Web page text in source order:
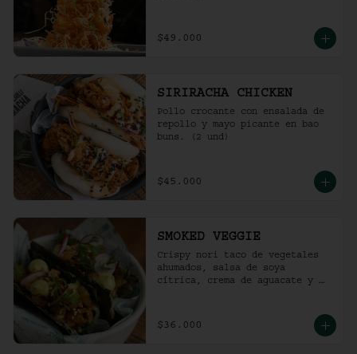
$49.000
SIRIRACHA CHICKEN
Pollo crocante con ensalada de
repollo y mayo picante en bao
buns. (2 und)
$45.000
SMOKED VEGGIE
Crispy nori taco de vegetales
ahumados, salsa de soya
cítrica, crema de aguacate y
$36.000